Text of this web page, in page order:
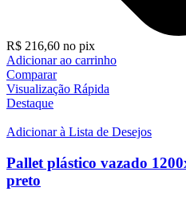
R$ 216,60 no pix
Adicionar ao carrinho
Comparar
Visualização Rápida
Destaque
Adicionar à Lista de Desejos
Pallet plástico vazado
preto